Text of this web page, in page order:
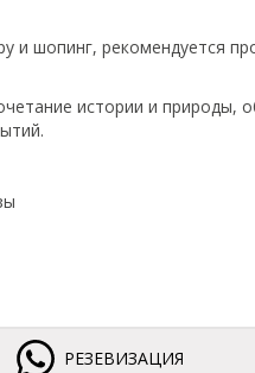
и шопинг, рекомендуется
истории и
РЕЗЕВИЗАЦИЯ